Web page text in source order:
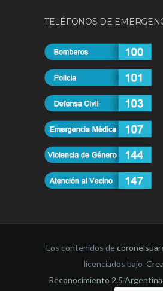
TELÉFONOS DE
Los contenidos de
licenciados bajo
Reconocimiento 2.5